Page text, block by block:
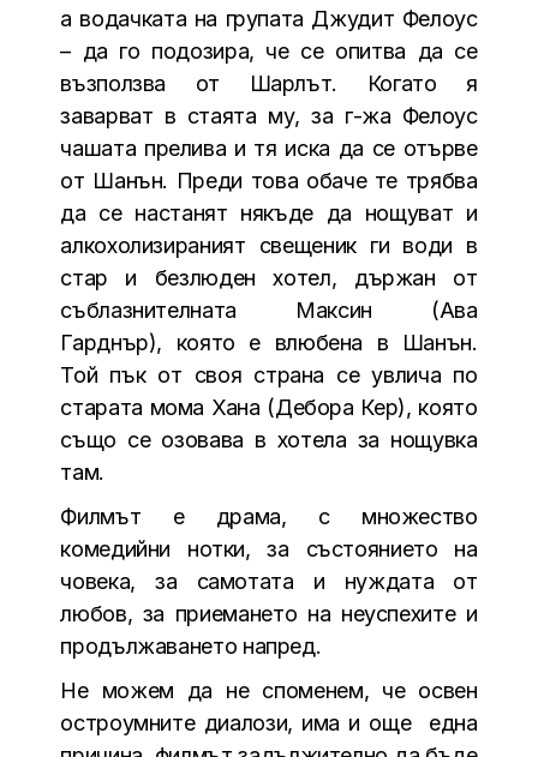
а водачката на групата Джудит Фелоус
– да го подозира, че се опитва да се
възползва от Шарлът. Когато я
заварват в стаята му, за г-жа Фелоус
чашата прелива и тя иска да се отърве
от Шанън. Преди това обаче те трябва
да се настанят някъде да нощуват и
алкохолизираният свещеник ги води в
стар и безлюден хотел, държан от
съблазнителната Максин (Ава
Гарднър), която е влюбена в Шанън.
Той пък от своя страна се увлича по
старата мома Хана (Дебора Кер), която
също се озовава в хотела за нощувка
там.
Филмът е драма, с множество
комедийни нотки, за състоянието на
човека, за самотата и нуждата от
любов, за приемането на неуспехите и
продължаването напред.
Не можем да не споменем, че освен
остроумните диалози, има и още една